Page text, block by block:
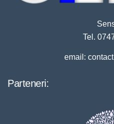
Tel.
email:
Parteneri: